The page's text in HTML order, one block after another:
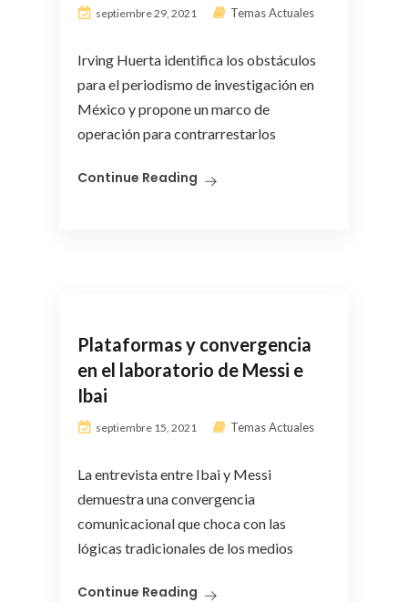
septiembre 29, 2021 Temas Actuales
Irving Huerta identifica los obstáculos
para el periodismo de investigación en
México y propone un marco de
operación para contrarrestarlos
Continue Reading
Plataformas y convergencia
en el laboratorio de Messi e
Ibai
septiembre 15, 2021 Temas Actuales
La entrevista entre Ibai y Messi
demuestra una convergencia
comunicacional que choca con las
lógicas tradicionales de los medios
Continue Reading